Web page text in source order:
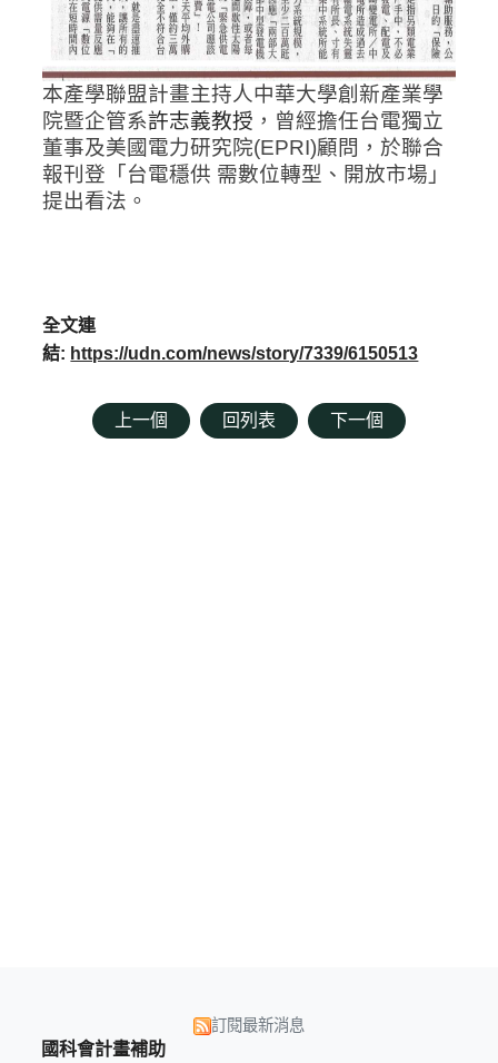
本產學聯盟計畫主持人中華大學創新產業學
院暨企管系許志義教授 ， 曾經擔任台電獨立
董事及美國電力研究院(EPRI)顧問， 於聯合
報刊登 「台電穩供 需數位轉型、開放市場 」
提出看法。
全文連
結: https://udn.com/news/story/7339/6150513
上一個 回列表 下一個
訂閱最新消息
國科會計畫補助